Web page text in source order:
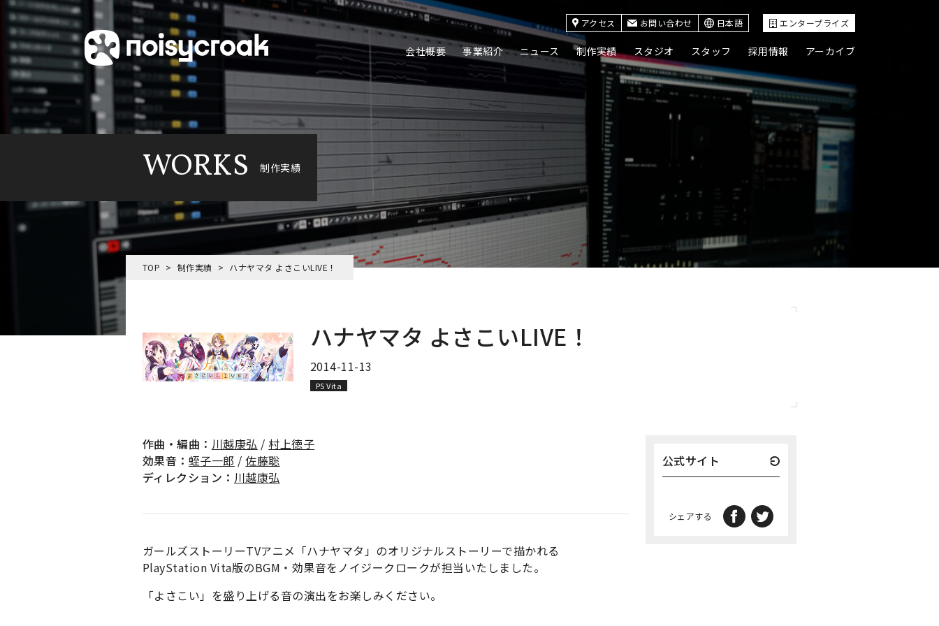
会社概要 事業紹介 ニュース 制作実績 スタジオ スタッフ 採用情報 アーカイブ
アクセス お問い合わせ 日本語 エンタープライズ
WORKS 制作実績
TOP 制作実績 ハナヤマタ よさこいLIVE！
ハナヤマタ よさこいLIVE！
2014-11-13
PS Vita
作曲・編曲： 川越康弘 /村上徳子
効果音： 蛭子一郎 /佐藤聡
ディレクション： 川越康弘
ガールズストーリーTVアニメ「ハナヤマタ」のオリジナルストーリーで描かれる
PlayStation Vita版のBGM・効果音をノイジークロークが担当いたしました。
「よさこい」を盛り上げる音の演出をお楽しみください。
公式サイト
シェアする